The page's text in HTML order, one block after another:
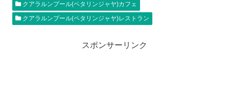
クアラルンプール(ペタリンジャヤ)カフェ
クアラルンプール(ペタリンジャヤ)レストラン
スポンサーリンク